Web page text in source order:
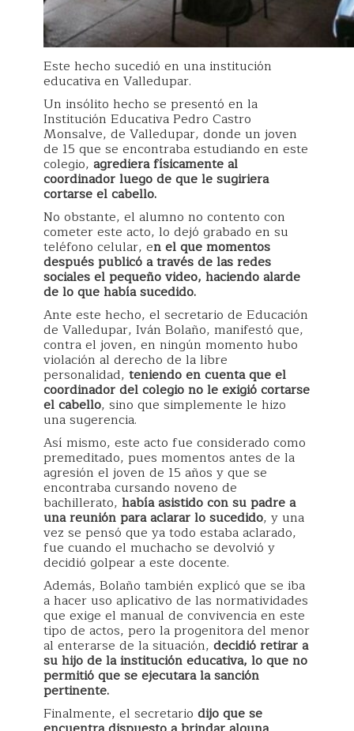
Este hecho sucedió en una institución
educativa en Valledupar.
Un insólito hecho se presentó en la
Institución Educativa Pedro Castro
Monsalve, de Valledupar, donde un joven
de 15 que se encontraba estudiando en este
colegio, agrediera físicamente al
coordinador luego de que le sugiriera
cortarse el cabello.
No obstante, el alumno no contento con
cometer este acto, lo dejó grabado en su
teléfono celular, en el que momentos
después publicó a través de las redes
sociales el pequeño video, haciendo alarde
de lo que había sucedido.
Ante este hecho, el secretario de Educación
de Valledupar, Iván Bolaño, manifestó que,
contra el joven, en ningún momento hubo
violación al derecho de la libre
personalidad, teniendo en cuenta que el
coordinador del colegio no le exigió cortarse
el cabello, sino que simplemente le hizo
una sugerencia.
Así mismo, este acto fue considerado como
premeditado, pues momentos antes de la
agresión el joven de 15 años y que se
encontraba cursando noveno de
bachillerato, había asistido con su padre a
una reunión para aclarar lo sucedido, y una
vez se pensó que ya todo estaba aclarado,
fue cuando el muchacho se devolvió y
decidió golpear a este docente.
Además, Bolaño también explicó que se iba
a hacer uso aplicativo de las normatividades
que exige el manual de convivencia en este
tipo de actos, pero la progenitora del menor
al enterarse de la situación, decidió retirar a
su hijo de la institución educativa, lo que no
permitió que se ejecutara la sanción
pertinente.
Finalmente, el secretario dijo que se